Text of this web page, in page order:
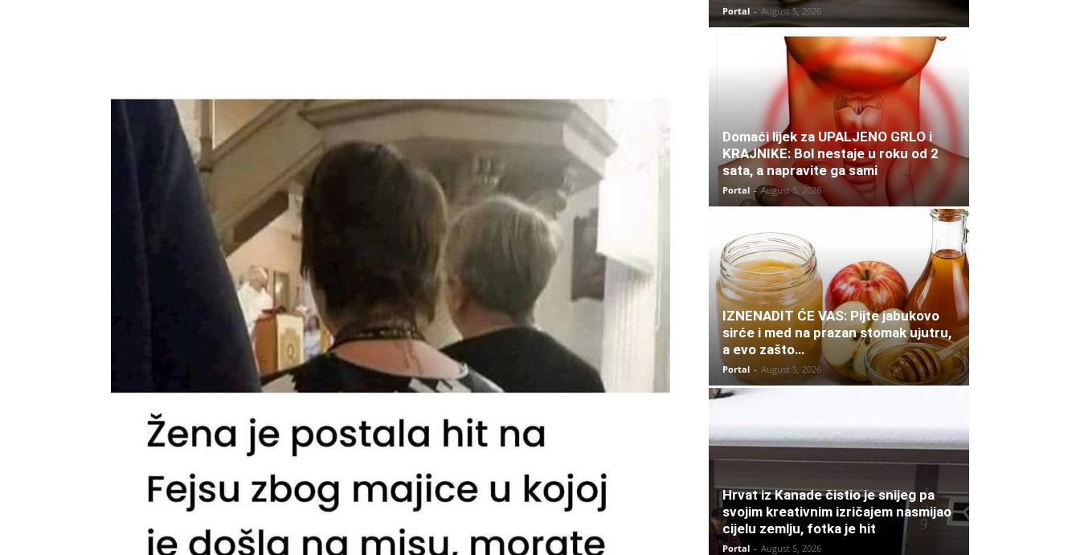
Portal - August 5, 2026
Domaći lijek za UPALJENO GRLO i
KRAJNIKE: Bol nestaje u roku od 2
sata, a napravite ga sami
Portal - August 5, 2026
IZNENADIT ĆE VAS: Pijte jabukovo
sirće i med na prazan stomak ujutru,
a evo zašto…
Portal - August 5, 2026
Hrvat iz Kanade čistio je snijeg pa
svojim kreativnim izričajem nasmijao
cijelu zemlju, fotka je hit
Portal - August 5, 2026